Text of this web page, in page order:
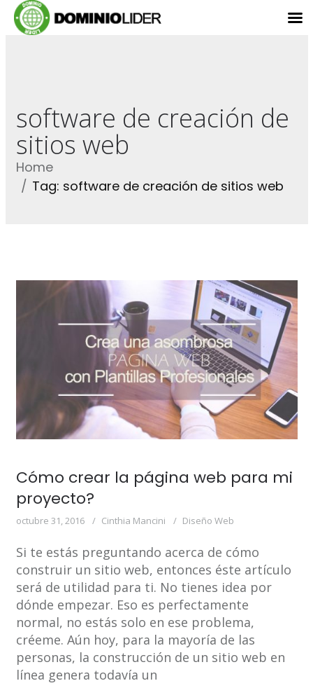
software de creación de
sitios web
Home
Tag: software de creación de sitios web
Cómo crear la página web para mi
proyecto?
octubre 31, 2016 Cinthia Mancini Diseño Web
Si te estás preguntando acerca de cómo
construir un sitio web, entonces éste artículo
será de utilidad para ti. No tienes idea por
dónde empezar. Eso es perfectamente
normal, no estás solo en ese problema,
créeme. Aún hoy, para la mayoría de las
personas, la construcción de un sitio web en
línea genera todavía un